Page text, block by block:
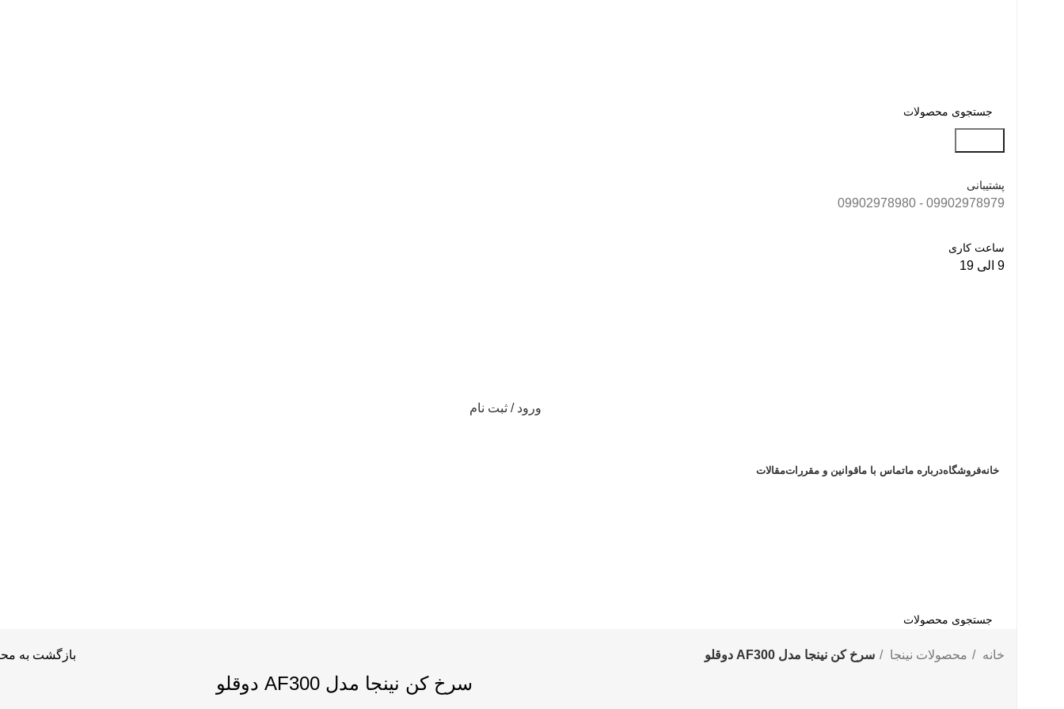
پشتیبانی
09902978979 - 09902978980
ساعت کاری
9 الی 19
ورود / ثبت نام
خانهفروشگاهدرباره ماتماس با ماقوانین و مقرراتمقالات
جستجوخانه محصولات نینجا سرخ کن نینجا مدل AF300 دوقلو بازگشت به
سرخ کن نینجا مدل AF300 دوقلو